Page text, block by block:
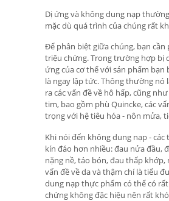
Dị ứng và không dung nạp
mặc dù quá trình của chúng rất
Để phân biệt giữa chúng, bạn cần
triệu chứng. Trong trường hợp bị
ứng của cơ thể với sản phẩm
là ngay lập tức. Thông thường nó
ra các vấn đề về hô hấp, cũng
tim, bao gồm phù Quincke, các
trọng với hệ tiêu hóa - nôn mửa,
Khi nói đến không dung nạp - các
kín đáo hơn nhiều: đau nửa đầu,
nặng nề, táo bón, đau thấp khớp,
vấn đề về da và thậm chí là tiểu
dung nạp thực phẩm có thể có
chứng không đặc hiệu nên rất